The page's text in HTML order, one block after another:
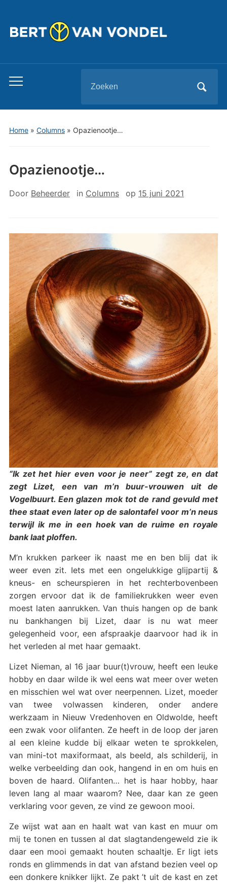
Toggle
menu
naar:
Home» Columns» Opazienootje…
Opazienootje…
Door Beheerder in Columns op 15 juni 2021
“Ik zet het hier even voor je neer” zegt ze, en dat
zegt Lizet, een van m’n buur-vrouwen uit de
Vogelbuurt. Een glazen mok tot de rand gevuld met
thee staat even later op de salontafel voor m’n neus
terwijl ik me in een hoek van de ruime en royale
bank laat ploffen.
M’n krukken parkeer ik naast me en ben blij dat ik
weer even zit. Iets met een ongelukkige glijpartij &
kneus- en scheurspieren in het rechterbovenbeen
zorgen ervoor dat ik de familiekrukken weer even
moest laten aanrukken. Van thuis hangen op de bank
nu bankhangen bij Lizet, daar is nu wat meer
gelegenheid voor, een afspraakje daarvoor had ik in
het verleden al met haar gemaakt.
Lizet Nieman, al 16 jaar buur(t)vrouw, heeft een leuke
hobby en daar wilde ik wel eens wat meer over weten
en misschien wel wat over neerpennen. Lizet, moeder
van twee volwassen kinderen, onder andere
werkzaam in Nieuw Vredenhoven en Oldwolde, heeft
een zwak voor olifanten. Ze heeft in de loop der jaren
al een kleine kudde bij elkaar weten te sprokkelen,
van mini-tot maxiformaat, als beeld, als schilderij, in
welke verbeelding dan ook, hangend in en om huis en
boven de haard. Olifanten… het is haar hobby, haar
leven lang al maar waarom? Nee, daar kan ze geen
verklaring voor geven, ze vind ze gewoon mooi.
Ze wijst wat aan en haalt wat van kast en muur om
mij te tonen en tussen al dat slagtandengeweld zie ik
daar een mooi gemaakt houten schaaltje. Er ligt iets
ronds en glimmends in dat van afstand bezien veel op
een donkere knikker lijkt. Ze pakt ’t uit de kast en zet